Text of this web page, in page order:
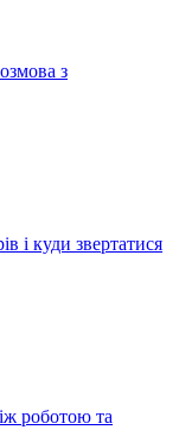
з
і куди звертатися
роботою та